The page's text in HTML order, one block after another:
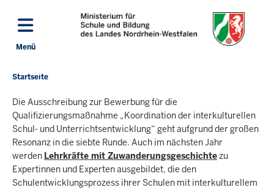
Direkt zum Inhalt
Menü
Sie
sich
hier
Startseite
Die Ausschreibung zur Bewerbung für die
Qualifizierungsmaßnahme „Koordination der interkulturellen
Schul- und Unterrichtsentwicklung“ geht aufgrund der großen
Resonanz in die siebte Runde. Auch im nächsten Jahr
werden Lehrkräfte mit Zuwanderungsgeschichtezu
Expertinnen und Experten ausgebildet, die den
Schulentwicklungsprozess ihrer Schulen mit interkulturellem